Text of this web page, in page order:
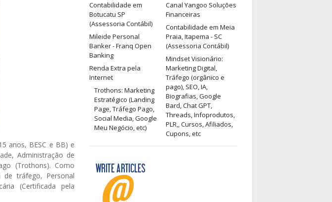
anos, BESC e BB) e
Administração de
(Trothons). Como
de tráfego, Personal
(Certificada pela
Canal Yangoo Soluções
Financeiras
Contabilidade em
Botucatu SP
(Assessoria Contábil)
Contabilidade em Meia
Praia, Itapema - SC
(Assessoria Contábil)
Mileide Personal
Banker - Franq Open
Banking
Mindset Visionário:
Marketing Digital,
Tráfego (orgânico e
pago), SEO, IA,
Biografias, Google
Bard, Chat GPT,
Threads, Infoprodutos,
PLR,, Cursos, Afiliados,
Cupons, etc
Renda Extra pela
Internet
Trothons: Marketing
Estratégico (Landing
Page, Tráfego Pago,
Social Media, Google
Meu Negócio, etc)